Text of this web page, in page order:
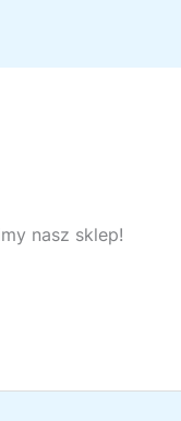
nasz sklep!